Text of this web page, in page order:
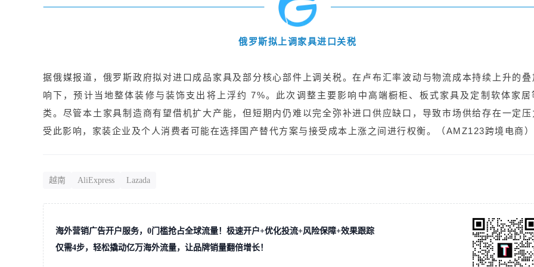
俄罗斯拟上调家具进口关税
据俄媒报道，俄罗斯政府拟对进口成品家具及部分核心部件上调关税。在卢布汇率波动与物流成本持续上升的叠
响下，预计当地整体装修与装饰支出将上浮约 7%。此次调整主要影响中高端橱柜、板式家具及定制软体家居
类。尽管本土家具制造商有望借机扩大产能，但短期内仍难以完全弥补进口供应缺口，导致市场供给存在一定压
受此影响，家装企业及个人消费者可能在选择国产替代方案与接受成本上涨之间进行权衡。（AMZ123跨境电商）
越南 AliExpress Lazada
海外营销广告开户服务，0门槛抢占全球流量！极速开户+优化投流+风险保障+效果跟踪
仅需4步，轻松撬动亿万海外流量，让品牌销量翻倍增长！